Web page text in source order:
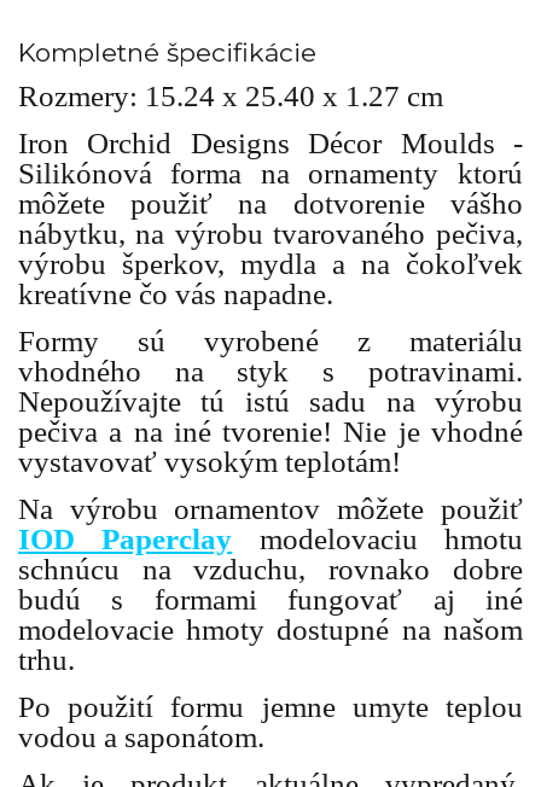
Kompletné špecifikácie
Rozmery: 15.24 x 25.40 x 1.27 cm
Iron Orchid Designs Décor Moulds -
Silikónová forma na ornamenty ktorú
môžete použiť na dotvorenie vášho
nábytku, na výrobu tvarovaného pečiva,
výrobu šperkov, mydla a na čokoľvek
kreatívne čo vás napadne.
Formy sú vyrobené z materiálu
vhodného na styk s potravinami.
Nepoužívajte tú istú sadu na výrobu
pečiva a na iné tvorenie! Nie je vhodné
vystavovať vysokým teplotám!
Na výrobu ornamentov môžete použiť
IOD Paperclay modelovaciu hmotu
schnúcu na vzduchu, rovnako dobre
budú s formami fungovať aj iné
modelovacie hmoty dostupné na našom
trhu.
Po použití formu jemne umyte teplou
vodou a saponátom.